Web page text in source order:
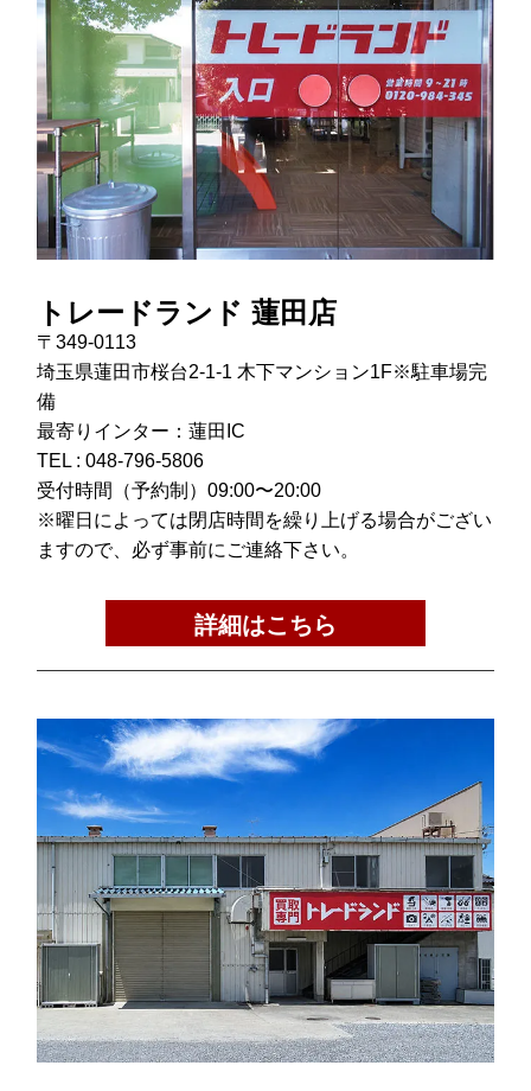
トレードランド 蓮田店
〒349-0113
埼玉県蓮田市桜台2-1-1 木下マンション1F※駐車場完
備
最寄りインター：蓮田IC
TEL : 048-796-5806
受付時間（予約制）09:00〜20:00
※曜日によっては閉店時間を繰り上げる場合がござい
ますので、必ず事前にご連絡下さい。
詳細はこちら